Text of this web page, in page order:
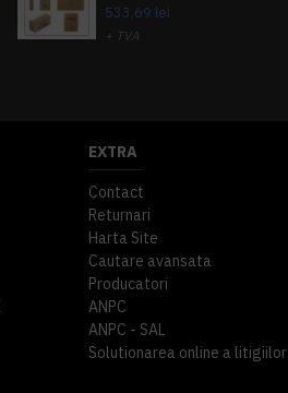
533,69 lei
+ TVA
EXTRA
Contact
Returnari
Harta Site
Cautare avansata
Producatori
ANPC
ANPC - SAL
Solutionarea online a litigiilor